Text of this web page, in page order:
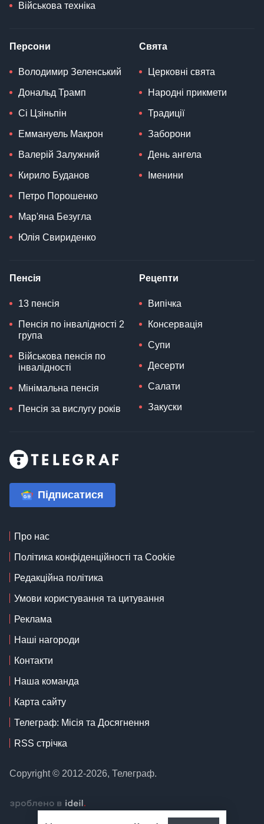
Військова техніка
Персони
Володимир Зеленський
Дональд Трамп
Сі Цзіньпін
Еммануель Макрон
Валерій Залужний
Кирило Буданов
Петро Порошенко
Мар'яна Безугла
Юлія Свириденко
Свята
Церковні свята
Народні прикмети
Традиції
Заборони
День ангела
Іменини
Пенсія
13 пенсія
Пенсія по інвалідності 2
група
Військова пенсія по
інвалідності
Мінімальна пенсія
Пенсія за вислугу років
Рецепти
Випічка
Консервація
Супи
Десерти
Салати
Закуски
Підписатися
Про нас
Політика конфіденційності та Cookie
Редакційна політика
Умови користування та цитування
Реклама
Наші нагороди
Контакти
Наша команда
Карта сайту
Телеграф: Місія та Досягнення
RSS стрічка
Copyright © 2012-2026, Телеграф.